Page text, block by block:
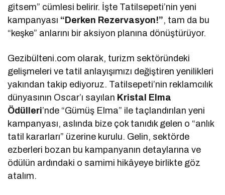
gitsem” cümlesi belirir. İşte Tatilsepeti’nin yeni
kampanyası “Derken Rezervasyon!”, tam da bu
“keşke” anlarını bir aksiyon planına dönüştürüyor.
Gezibülteni.com olarak, turizm sektöründeki
gelişmeleri ve tatil anlayışımızı değiştiren yenilikleri
yakından takip ediyoruz. Tatilsepeti’nin reklamcılık
dünyasının Oscar’ı sayılan Kristal Elma
Ödülleri’nde “Gümüş Elma” ile taçlandırılan yeni
kampanyası, aslında bize çok tanıdık gelen o “anlık
tatil kararları” üzerine kurulu. Gelin, sektörde
ezberleri bozan bu kampanyanın detaylarına ve
ödülün ardındaki o samimi hikâyeye birlikte göz
atalım.